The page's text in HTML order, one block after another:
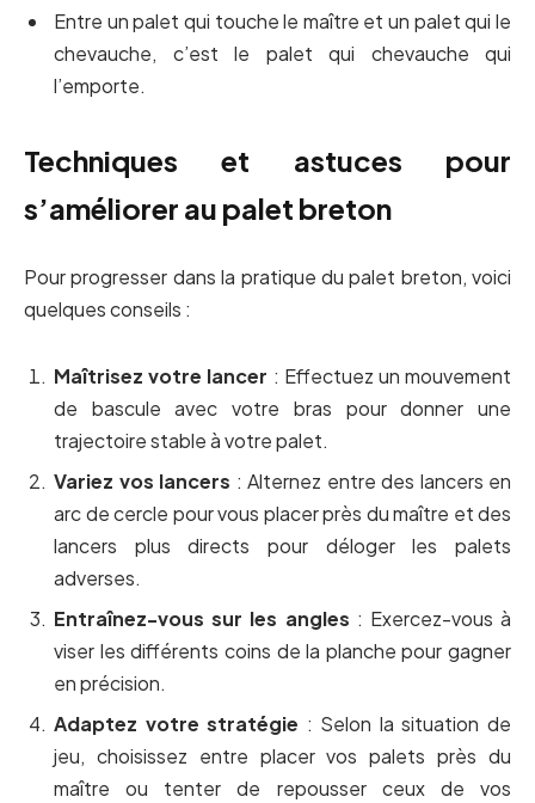
Entre un palet qui touche le maître et un palet qui le
chevauche, c’est le palet qui chevauche qui
l’emporte.
Techniques et astuces pour
s’améliorer au palet breton
Pour progresser dans la pratique du palet breton, voici
quelques conseils :
Maîtrisez votre lancer : Effectuez un mouvement
de bascule avec votre bras pour donner une
trajectoire stable à votre palet.
Variez vos lancers : Alternez entre des lancers en
arc de cercle pour vous placer près du maître et des
lancers plus directs pour déloger les palets
adverses.
Entraînez-vous sur les angles : Exercez-vous à
viser les différents coins de la planche pour gagner
en précision.
Adaptez votre stratégie : Selon la situation de
jeu, choisissez entre placer vos palets près du
maître ou tenter de repousser ceux de vos